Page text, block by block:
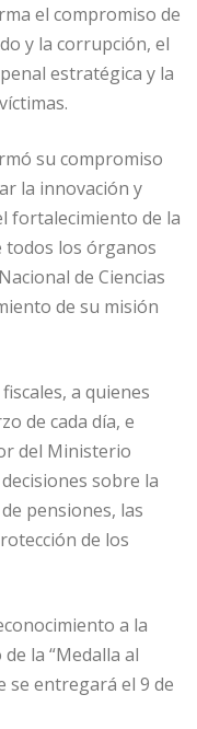
el compromiso de
y la corrupción, el
estratégica y la
su compromiso
la innovación y
fortalecimiento de la
todos los órganos
de Ciencias
de su misión
a quienes
de cada día, e
del Ministerio
sobre la
pensiones, las
de los
a la
la “Medalla al
se entregará el 9 de